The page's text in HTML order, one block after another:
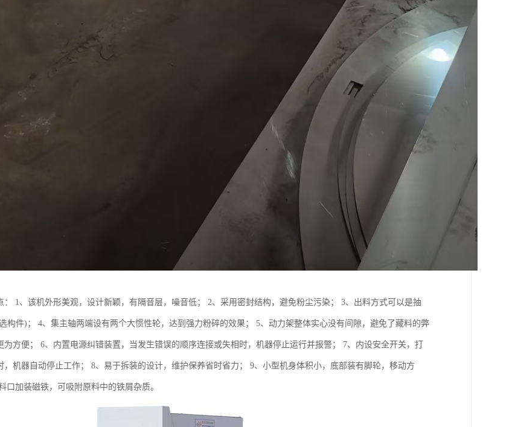
： 1、该机外形美观，设计新颖，有隔音层，噪音低； 2、采用密封结构，避免粉尘污染； 3、出料方式可以是抽
构件)； 4、集主轴两端设有两个大惯性轮，达到强力粉碎的效果； 5、动力架整体实心没有间隙，避免了藏料的弊
为方便； 6、内置电源纠错装置，当发生错误的顺序连接或失相时，机器停止运行并报警； 7、内设安全开关，打
，机器自动停止工作； 8、易于拆装的设计，维护保养省时省力； 9、小型机身体积小，底部装有脚轮，移动方
口加装磁铁，可吸附原料中的铁屑杂质。